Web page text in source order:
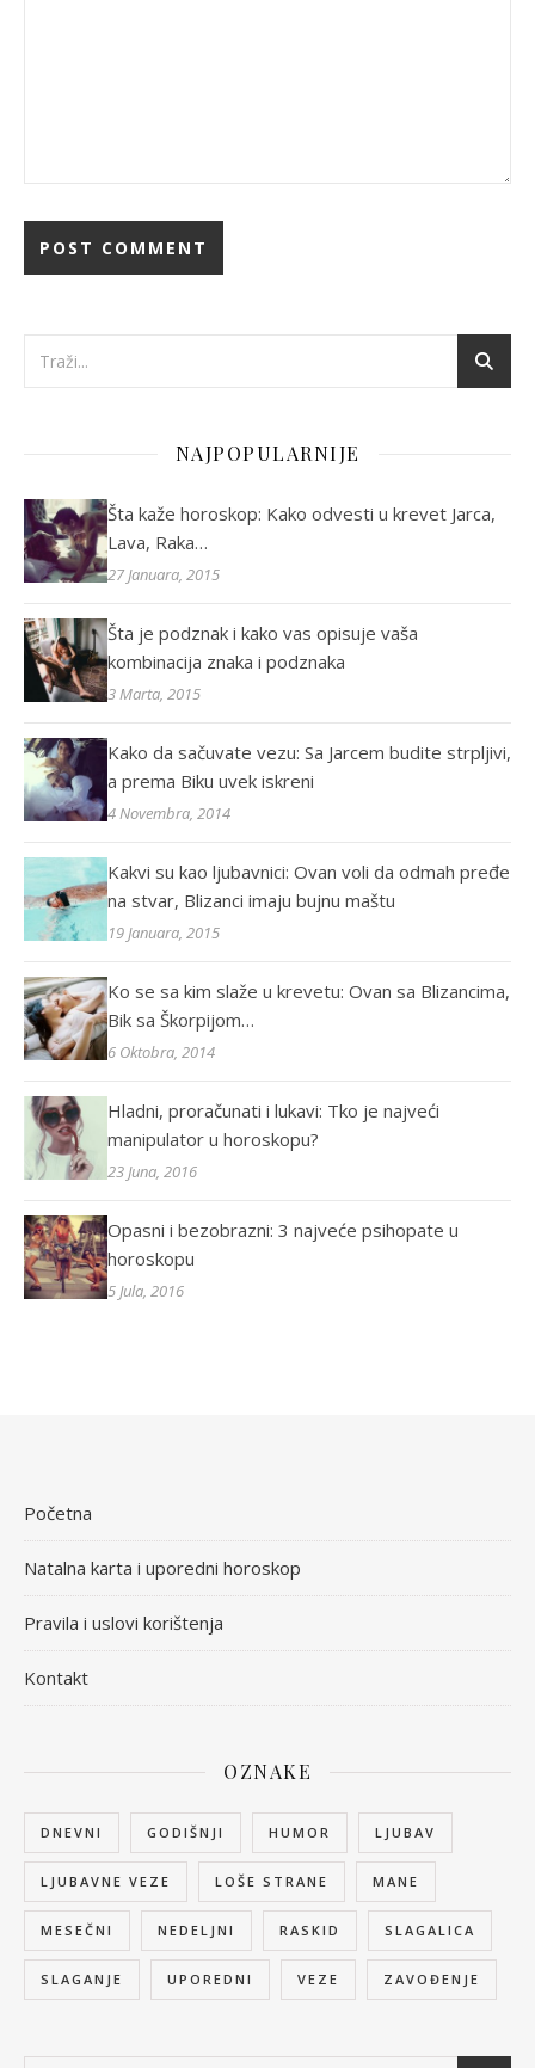
NAJPOPULARNIJE
Šta kaže horoskop: Kako odvesti u krevet Jarca,
Lava, Raka…
27 Januara, 2015
Šta je podznak i kako vas opisuje vaša
kombinacija znaka i podznaka
3 Marta, 2015
Kako da sačuvate vezu: Sa Jarcem budite strpljivi,
a prema Biku uvek iskreni
4 Novembra, 2014
Kakvi su kao ljubavnici: Ovan voli da odmah pređe
na stvar, Blizanci imaju bujnu maštu
19 Januara, 2015
Ko se sa kim slaže u krevetu: Ovan sa Blizancima,
Bik sa Škorpijom…
6 Oktobra, 2014
Hladni, proračunati i lukavi: Tko je najveći
manipulator u horoskopu?
23 Juna, 2016
Opasni i bezobrazni: 3 najveće psihopate u
horoskopu
5 Jula, 2016
Početna
Natalna karta i uporedni horoskop
Pravila i uslovi korištenja
Kontakt
OZNAKE
DNEVNI GODIŠNJI HUMOR LJUBAV
LJUBAVNE VEZE LOŠE STRANE MANE
MESEČNI NEDELJNI RASKID SLAGALICA
SLAGANJE UPOREDNI VEZE ZAVOĐENJE